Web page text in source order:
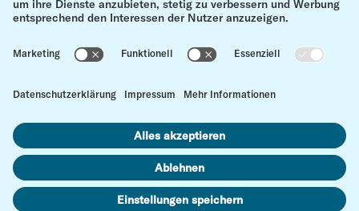
ImpressumDatenschutzKontaktCookie Einstellungen